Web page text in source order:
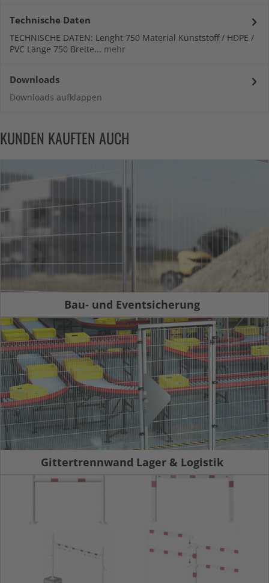
Technische Daten
TECHNISCHE DATEN: Lenght 750 Material Kunststoff / HDPE /
PVC Länge 750 Breite... mehr
Downloads
Downloads aufklappen
KUNDEN KAUFTEN AUCH
Bau- und Eventsicherung
Gittertrennwand Lager & Logistik